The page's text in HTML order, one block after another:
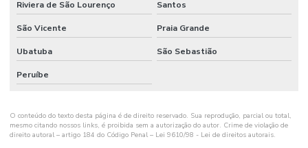
Riviera de São Lourenço Santos
São Vicente Praia Grande
Ubatuba São Sebastião
Peruíbe
O conteúdo do texto desta página é de direito reservado. Sua reprodução, parcial ou total,
mesmo citando nossos links, é proibida sem a autorização do autor. Crime de violação de
direito autoral – artigo 184 do Código Penal – Lei 9610/98 - Lei de direitos autorais.